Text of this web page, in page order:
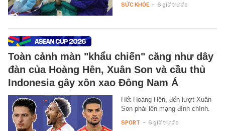
SỨC KHỎE - 6 giờ trước
Toàn cảnh màn "khẩu chiến" căng như dây
đàn của Hoàng Hên, Xuân Son và cầu thủ
Indonesia gây xôn xao Đông Nam Á
Hết Hoàng Hên, đến lượt Xuân
Son phải lên mạng đính chính.
SPORT - 6 giờ trước